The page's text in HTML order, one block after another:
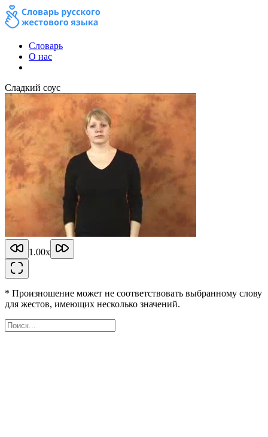
Словарь
О нас
Сладкий соус
1.00x
* Произношение может не соответствовать выбранному слову
для жестов, имеющих несколько значений.